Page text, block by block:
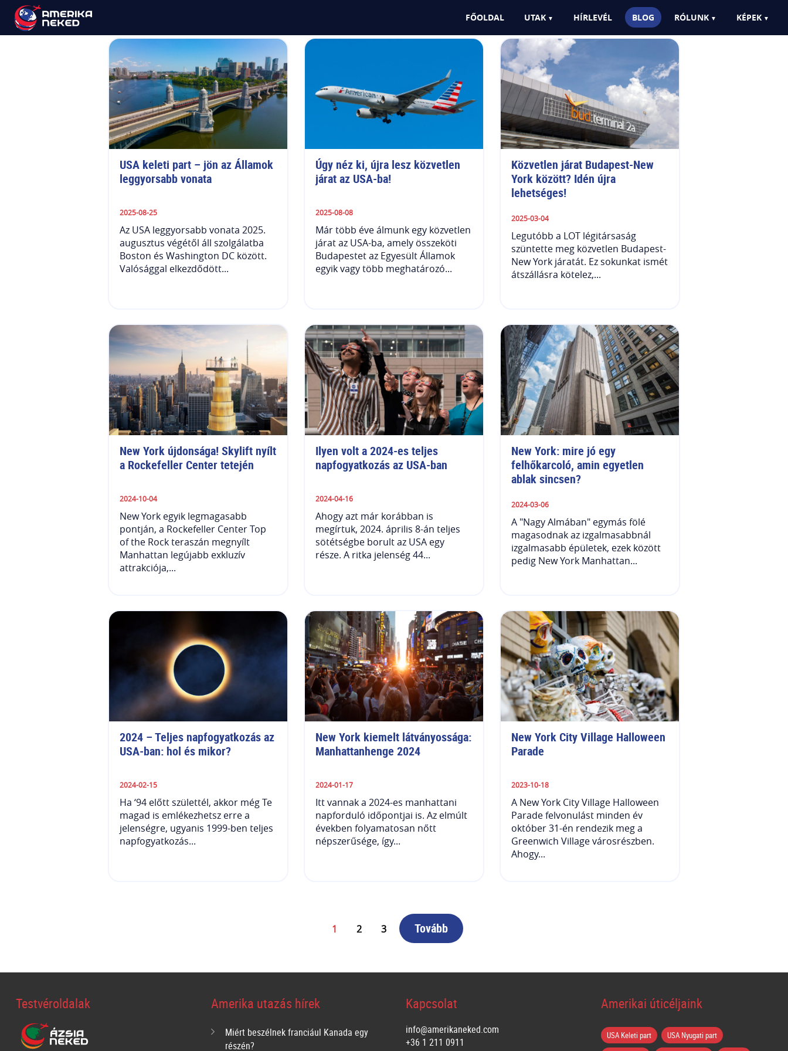
FŐOLDAL UTAK HÍRLEVÉL BLOG RÓLUNK KÉPEK
USA keleti part – jön az Államok
leggyorsabb vonata
2025-08-25
Az USA leggyorsabb vonata 2025.
augusztus végétől áll szolgálatba
Boston és Washington DC között.
Valósággal elkezdődött...
Úgy néz ki, újra lesz közvetlen
járat az USA-ba!
2025-08-08
Már több éve álmunk egy közvetlen
járat az USA-ba, amely összeköti
Budapestet az Egyesült Államok
egyik vagy több meghatározó...
Közvetlen járat Budapest-New
York között? Idén újra
lehetséges!
2025-03-04
Legutóbb a LOT légitársaság
szüntette meg közvetlen Budapest-
New York járatát. Ez sokunkat ismét
átszállásra kötelez,...
New York újdonsága! Skylift nyílt
a Rockefeller Center tetején
2024-10-04
New York egyik legmagasabb
pontján, a Rockefeller Center Top
of the Rock teraszán megnyílt
Manhattan legújabb exkluzív
attrakciója,...
Ilyen volt a 2024-es teljes
napfogyatkozás az USA-ban
2024-04-16
Ahogy azt már korábban is
megírtuk, 2024. április 8-án teljes
sötétségbe borult az USA egy
része. A ritka jelenség 44...
New York: mire jó egy
felhőkarcoló, amin egyetlen
ablak sincsen?
2024-03-06
A "Nagy Almában" egymás fölé
magasodnak az izgalmasabbnál
izgalmasabb épületek, ezek között
pedig New York Manhattan...
2024 – Teljes napfogyatkozás az
USA-ban: hol és mikor?
2024-02-15
Ha ‘94 előtt születtél, akkor még Te
magad is emlékezhetsz erre a
jelenségre, ugyanis 1999-ben teljes
napfogyatkozás...
New York kiemelt látványossága:
Manhattanhenge 2024
2024-01-17
Itt vannak a 2024-es manhattani
napforduló időpontjai is. Az elmúlt
években folyamatosan nőtt
népszerűsége, így...
New York City Village Halloween
Parade
2023-10-18
A New York City Village Halloween
Parade felvonulást minden év
október 31-én rendezik meg a
Greenwich Village városrészben.
Ahogy...
1 2 3 Tovább
Testvéroldalak Amerika utazás hírek
Miért beszélnek franciául Kanada egy
részén?
Kapcsolat
info@amerikaneked.com
+36 1 211 0911
Amerikai úticéljaink
USA Keleti part
USA Nyugati part